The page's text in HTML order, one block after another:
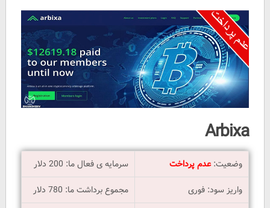
Arbixa
وضعیت:عدم پرداخت
سرمایه ی فعال ما: 200 دلار
واریز سود: فوری
مجموع برداشت ما: 780 دلار